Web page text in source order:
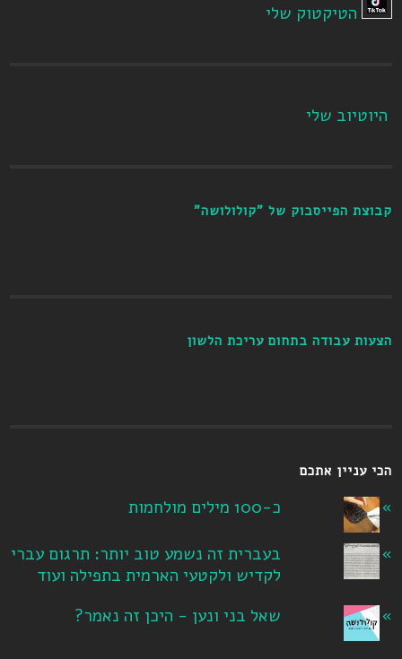
הטיקטוק שלי
היוטיוב שלי
קבוצת הפייסבוק של "קולולושה"
הצעות עבודה בתחום עריכת הלשון
הכי עניין אתכם
כ-100 מילים מולחמות
בעברית זה נשמע טוב יותר: תרגום עברי
לקדיש ולקטעי הארמית בתפילה ועוד
שאל בני ונען - היכן זה נאמר?